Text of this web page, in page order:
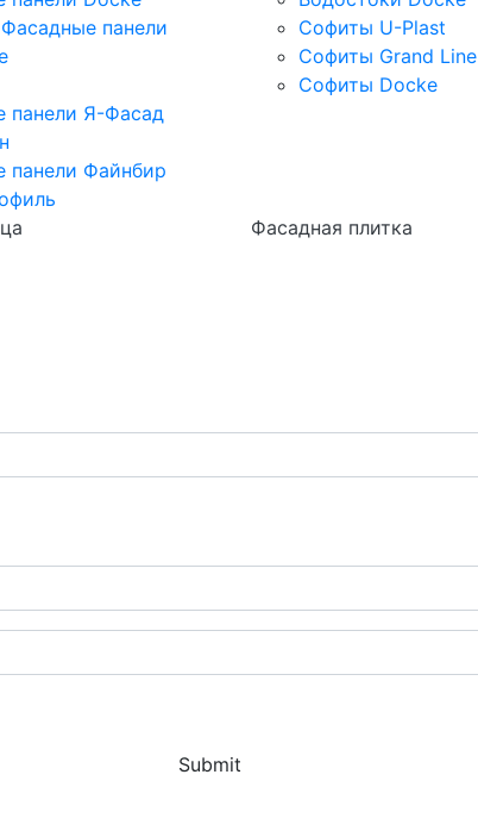
панели
панели Я-Фасад
панели Файнбир
Софиты U-Plast
Софиты Grand Line
Софиты Docke
Фасадная плитка
Submit